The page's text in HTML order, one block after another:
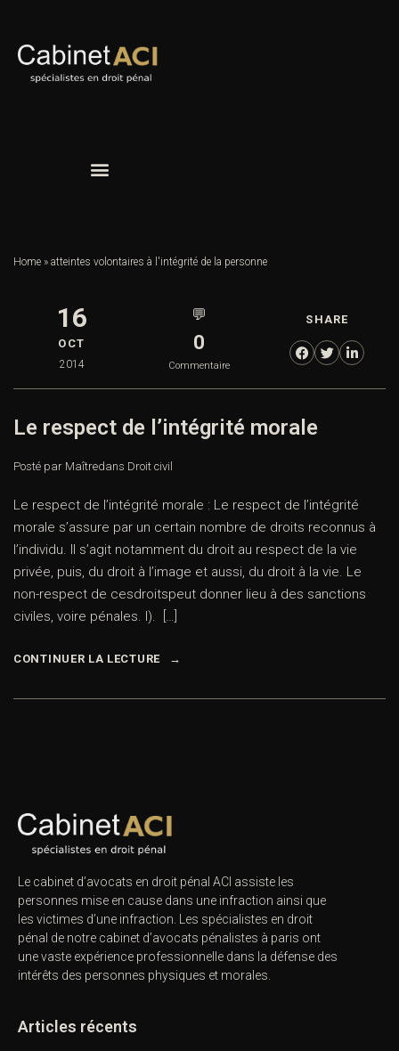
Home » atteintes volontaires à l'intégrité de la personne
16
OCT
2014
💬
0
Commentaire
SHARE
Le respect de l’intégrité morale
Posté par Maîtredans Droit civil
Le respect de l’intégrité morale : Le respect de l’intégrité
morale s’assure par un certain nombre de droits reconnus à
l’individu. Il s’agit notamment du droit au respect de la vie
privée, puis, du droit à l’image et aussi, du droit à la vie. Le
non-respect de cesdroitspeut donner lieu à des sanctions
civiles, voire pénales. I). […]
CONTINUER LA LECTURE
Le cabinet d’avocats en droit pénal ACI assiste les
personnes mise en cause dans une infraction ainsi que
les victimes d’une infraction. Les spécialistes en droit
pénal de notre cabinet d’avocats pénalistes à paris ont
une vaste expérience professionnelle dans la défense des
intérêts des personnes physiques et morales.
Articles récents